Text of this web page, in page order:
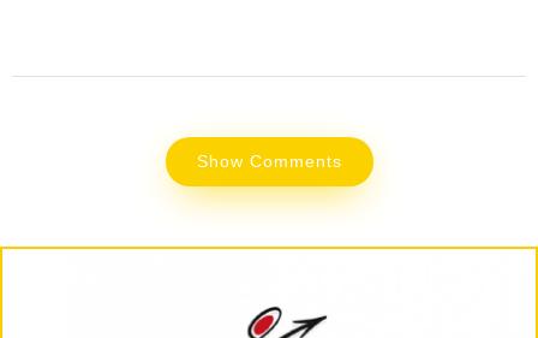
Show Comments